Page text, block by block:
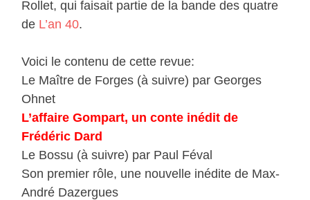
Rollet, qui faisait partie de la bande des quatre
de L’an 40.
Voici le contenu de cette revue:
Le Maître de Forges (à suivre) par Georges
Ohnet
L’affaire Gompart, un conte inédit de
Frédéric Dard
Le Bossu (à suivre) par Paul Féval
Son premier rôle, une nouvelle inédite de Max-
André Dazergues